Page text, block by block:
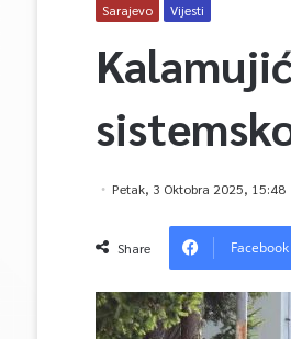
Sarajevo Vijesti
Petak, 3 Oktobra 2025, 15:48
Share Facebook